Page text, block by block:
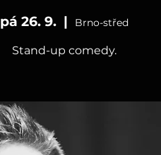
pá 26. 9.
  |
Brno-střed
Stand-up comedy.